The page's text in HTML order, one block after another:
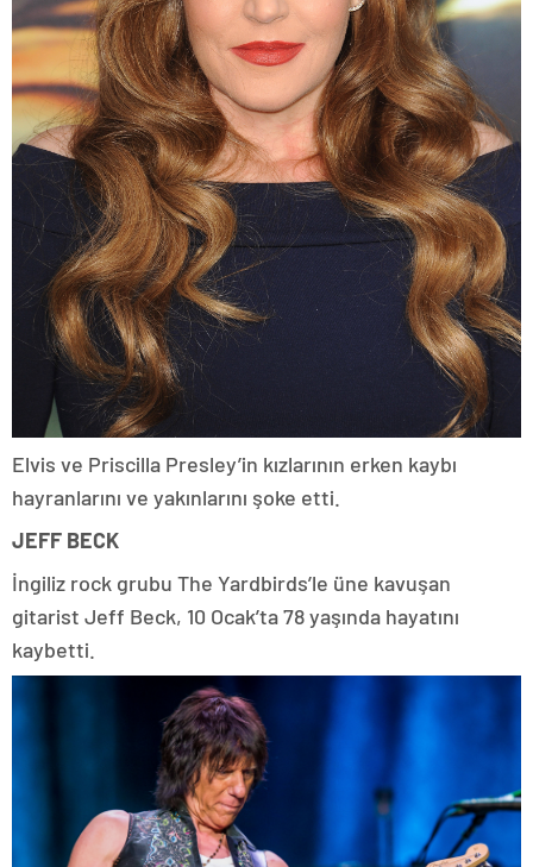
Elvis ve Priscilla Presley’in kızlarının erken kaybı
hayranlarını ve yakınlarını şoke etti.
JEFF BECK
İngiliz rock grubu The Yardbirds’le üne kavuşan
gitarist Jeff Beck, 10 Ocak’ta 78 yaşında hayatını
kaybetti.